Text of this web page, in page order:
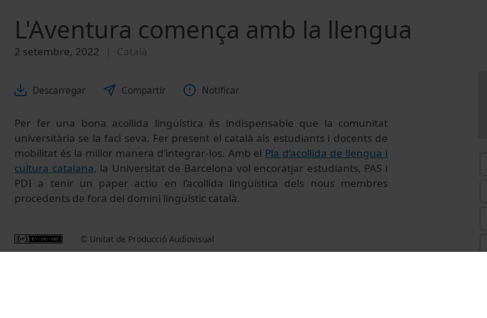
L'Aventura comença amb la llengua
2 setembre, 2022 Català
Descarregar Compartir Notificar
Per fer una bona acollida lingüística és indispensable que la comunitat
universitària se la faci seva. Fer present el català als estudiants i docents de
mobilitat és la millor manera d’integrar-los. Amb el Pla d’acollida de llengua i
cultura catalana, la Universitat de Barcelona vol encoratjar estudiants, PAS i
PDI a tenir un paper actiu en l’acollida lingüística dels nous membres
procedents de fora del domini lingüístic català.
© Unitat de Producció Audiovisual